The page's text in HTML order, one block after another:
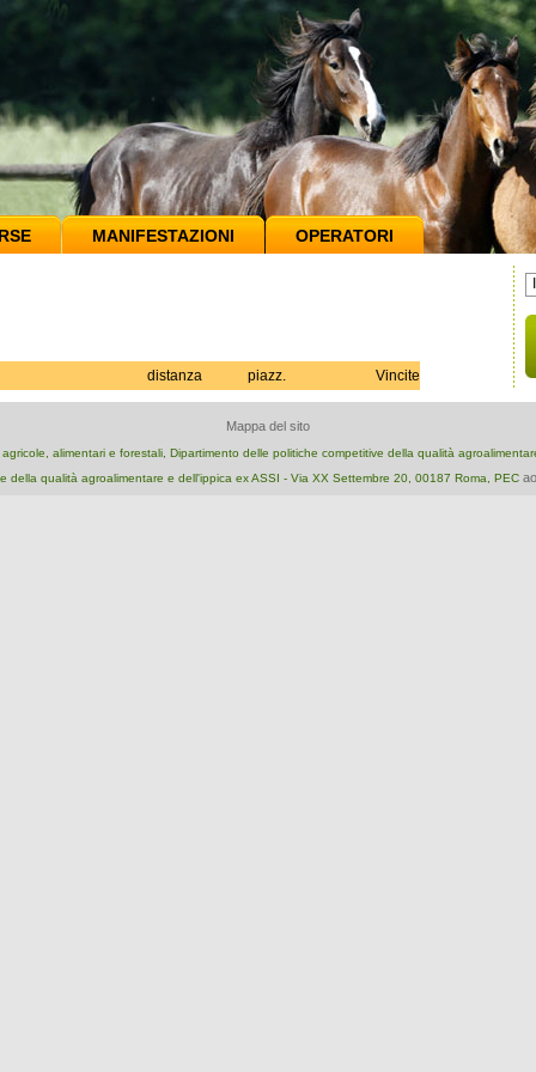
MANIFESTAZIONI OPERATORI
distanza piazz. Vincite
Mappa del sito
alimentari e forestali, Dipartimento delle politiche competitive della qualità
della qualità agroalimentare e dell'ippica ex ASSI - Via XX Settembre 20, 00187 Roma, PEC